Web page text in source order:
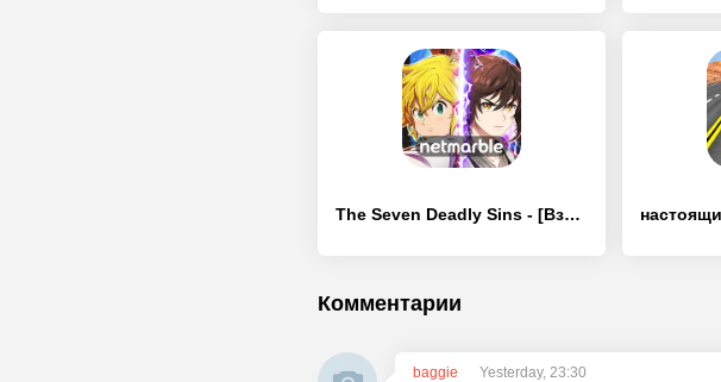
The Seven Deadly Sins - [Взлом/МОД Unlocked]
Комментарии
baggie
Yesterday, 23:30